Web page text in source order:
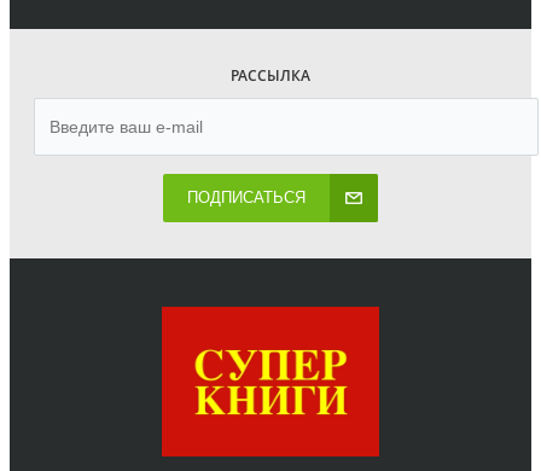
РАССЫЛКА
ПОДПИСАТЬСЯ